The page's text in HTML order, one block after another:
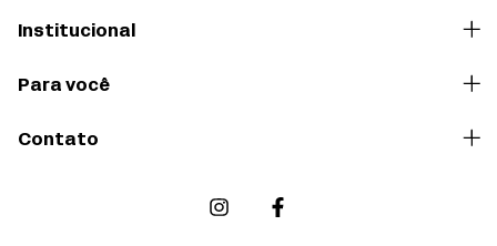
Institucional
Para você
Contato